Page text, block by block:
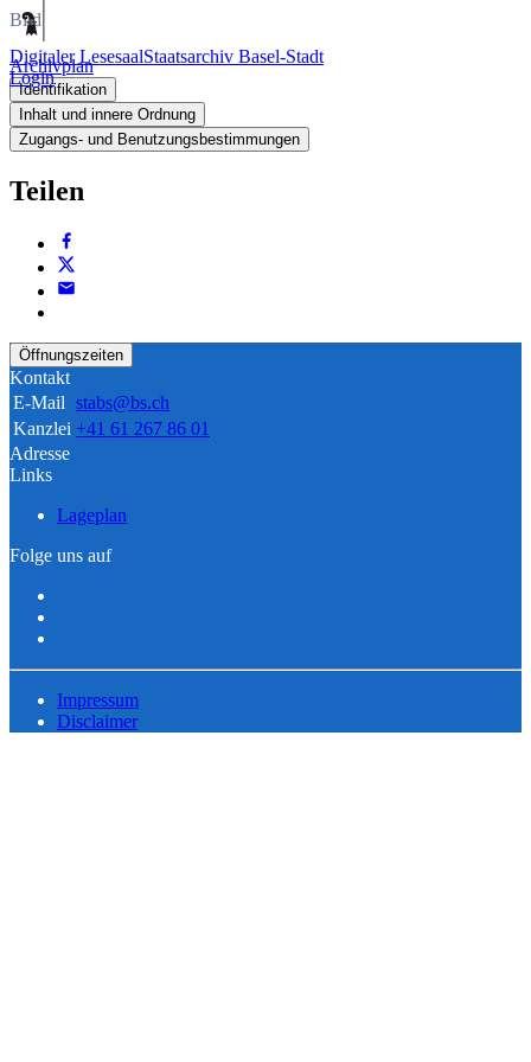
Digitaler LesesaalStaatsarchiv Basel-Stadt
Login
Bild
Archivplan
Identifikation
Inhalt und innere Ordnung
Zugangs- und Benutzungsbestimmungen
Teilen
Öffnungszeiten
Kontakt
E-Mail stabs@bs.ch
Kanzlei +41 61 267 86 01
Adresse
Links
Lageplan
Folge uns auf
Impressum
Disclaimer